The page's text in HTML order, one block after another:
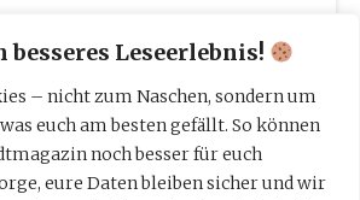
besseres Leseerlebnis!
– nicht zum Naschen, sondern um
euch am besten gefällt. So können
noch besser für euch
eure Daten bleiben sicher und wir
Impressum